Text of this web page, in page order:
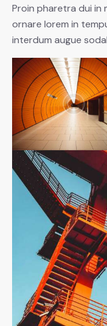
Proin pharetra dui in
ornare lorem in
interdum augue